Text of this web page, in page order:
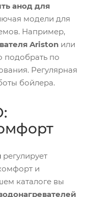
анод для
модели для
Например,
Ariston или
подобрать по
Регулярная
бойлера.
регулирует
и
каталоге вы